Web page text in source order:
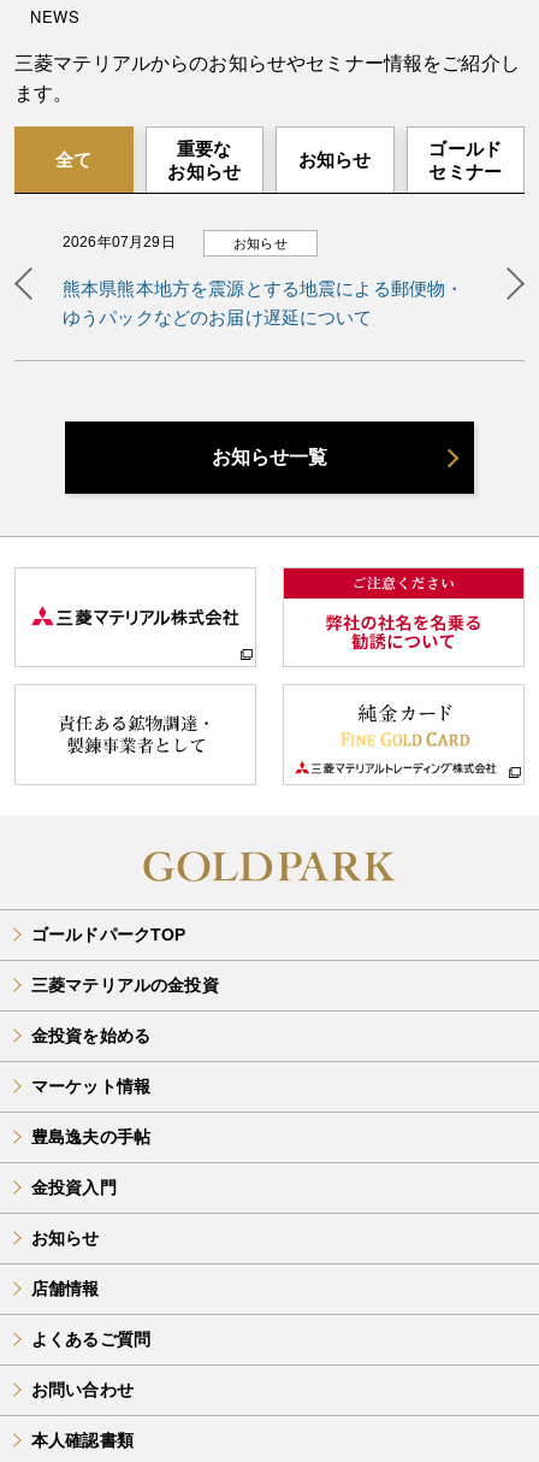
NEWS
三菱マテリアルからのお知らせやセミナー情報をご紹介し
ます。
全て
重要な
お知らせ
お知らせ
ゴールド
セミナー
Previous
2026年07月29日 お知らせ
熊本県熊本地方を震源とする地震による郵便物・
ゆうパックなどのお届け遅延について
お知らせ一覧
ゴールドパークTOP
三菱マテリアルの金投資
金投資を始める
マーケット情報
豊島逸夫の手帖
金投資入門
お知らせ
店舗情報
よくあるご質問
お問い合わせ
本人確認書類